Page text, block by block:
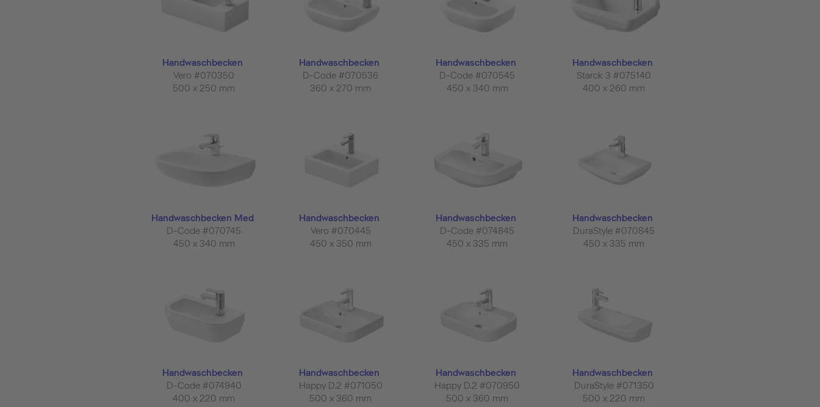
Handwaschbecken
Vero #070350
500 x 250 mm
Handwaschbecken
D-Code #070536
360 x 270 mm
Handwaschbecken
D-Code #070545
450 x 340 mm
Handwaschbecken
Starck 3 #075140
400 x 260 mm
Handwaschbecken Med
D-Code #070745
450 x 340 mm
Handwaschbecken
Vero #070445
450 x 350 mm
Handwaschbecken
D-Code #074845
450 x 335 mm
Handwaschbecken
DuraStyle #070845
450 x 335 mm
Handwaschbecken
D-Code #074940
400 x 220 mm
Handwaschbecken
Happy D.2 #071050
500 x 360 mm
Handwaschbecken
Happy D.2 #070950
500 x 360 mm
Handwaschbecken
DuraStyle #071350
500 x 220 mm